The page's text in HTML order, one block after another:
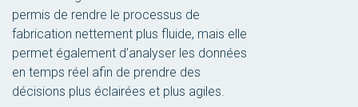
permis de rendre le processus de
fabrication nettement plus fluide, mais elle
permet également d’analyser les données
en temps réel afin de prendre des
décisions plus éclairées et plus agiles.